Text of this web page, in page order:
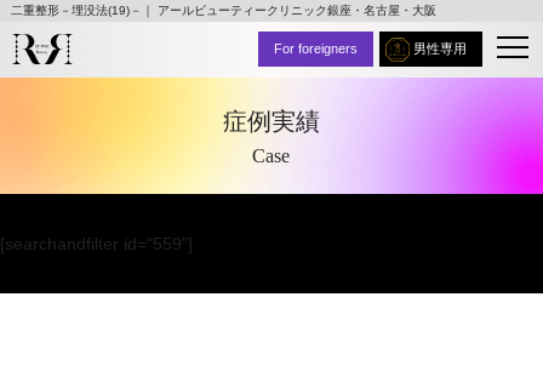
二重整形－埋没法(19)－｜ アールビューティークリニック銀座・名古屋・大阪
男性専用
For foreigners
症例実績
Case
[searchandfilter id="559"]